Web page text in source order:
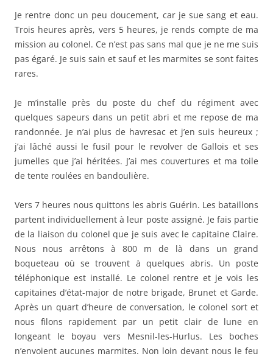
Je rentre donc un peu doucement, car je sue sang et eau.
Trois heures après, vers 5 heures, je rends compte de ma
mission au colonel. Ce n’est pas sans mal que je ne me suis
pas égaré. Je suis sain et sauf et les marmites se sont faites
rares.
Je m’installe près du poste du chef du régiment avec
quelques sapeurs dans un petit abri et me repose de ma
randonnée. Je n’ai plus de havresac et j’en suis heureux ;
j’ai lâché aussi le fusil pour le revolver de Gallois et ses
jumelles que j’ai héritées. J’ai mes couvertures et ma toile
de tente roulées en bandoulière.
Vers 7 heures nous quittons les abris Guérin. Les bataillons
partent individuellement à leur poste assigné. Je fais partie
de la liaison du colonel que je suis avec le capitaine Claire.
Nous nous arrêtons à 800 m de là dans un grand
boqueteau où se trouvent à quelques abris. Un poste
téléphonique est installé. Le colonel rentre et je vois les
capitaines d’état-major de notre brigade, Brunet et Garde.
Après un quart d’heure de conversation, le colonel sort et
nous filons rapidement par un petit clair de lune en
longeant le boyau vers Mesnil-les-Hurlus. Les boches
n’envoient aucunes marmites. Non loin devant nous le feu